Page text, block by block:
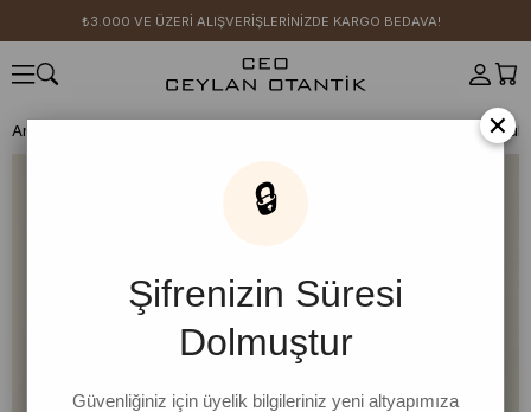
₺3.000 VE ÜZERİ ALIŞVERİŞLERİNİZDE KARGO BEDAVA!
Anasayfa ×
🔒
Şifrenizin Süresi
Dolmuştur
Güvenliğiniz için üyelik bilgileriniz yeni altyapımıza